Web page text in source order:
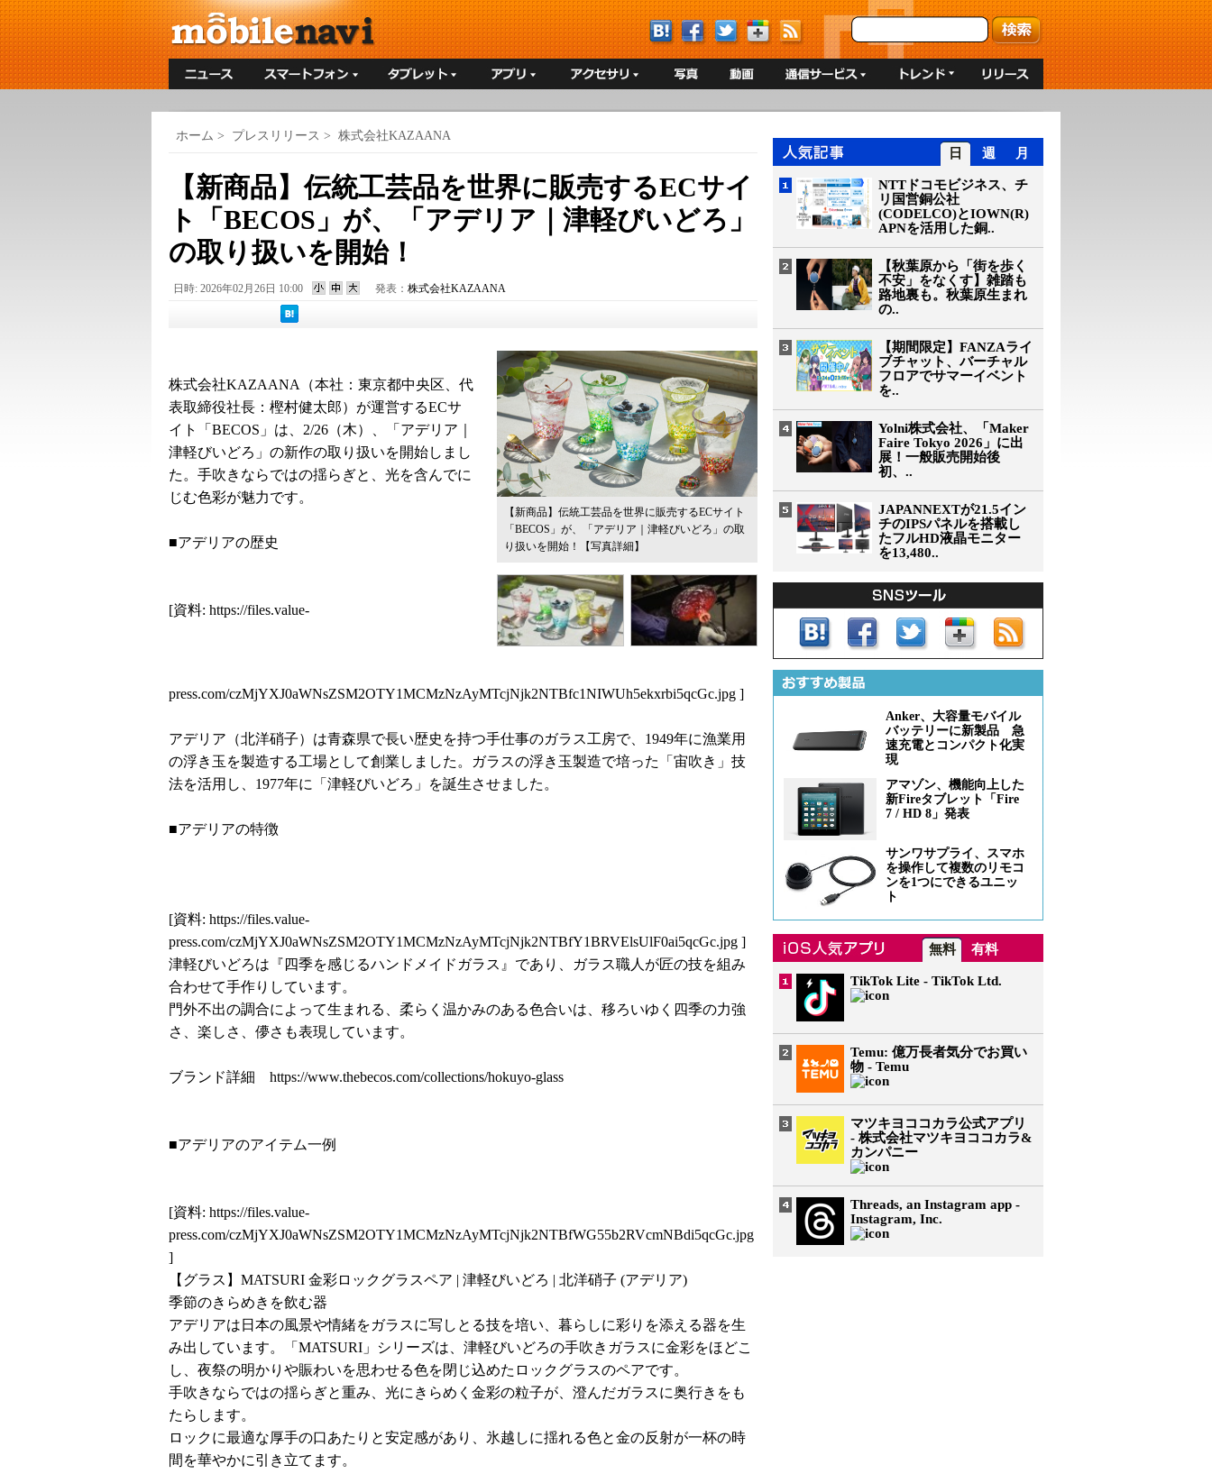
ホーム > プレスリリース > 株式会社KAZAANA
【新商品】伝統工芸品を世界に販売するECサイ
ト「BECOS」が、「アデリア｜津軽びいどろ」
の取り扱いを開始！
日時: 2026年02月26日 10:00 発表： 株式会社KAZAANA
【新商品】伝統工芸品を世界に販売するECサイト
「BECOS」が、「アデリア｜津軽びいどろ」の取
り扱いを開始！
【写真詳細】
株式会社KAZAANA（本社：東京都中央区、代
表取締役社長：樫村健太郎）が運営するECサ
イト「BECOS」は、2/26（木）、「アデリア｜
津軽びいどろ」の新作の取り扱いを開始しまし
た。手吹きならではの揺らぎと、光を含んでに
じむ色彩が魅力です。
■アデリアの歴史
[資料: https://files.value-
press.com/czMjYXJ0aWNsZSM2OTY1MCMzNzAyMTcjNjk2NTBfc1NIWUh5ekxrbi5qcGc.jpg ]
アデリア（北洋硝子）は青森県で長い歴史を持つ手仕事のガラス工房で、1949年に漁業用
の浮き玉を製造する工場として創業しました。ガラスの浮き玉製造で培った「宙吹き」技
法を活用し、1977年に「津軽びいどろ」を誕生させました。
■アデリアの特徴
[資料: https://files.value-
press.com/czMjYXJ0aWNsZSM2OTY1MCMzNzAyMTcjNjk2NTBfY1BRVElsUlF0ai5qcGc.jpg ]
津軽びいどろは『四季を感じるハンドメイドガラス』であり、ガラス職人が匠の技を組み
合わせて手作りしています。
門外不出の調合によって生まれる、柔らく温かみのある色合いは、移ろいゆく四季の力強
さ、楽しさ、儚さも表現しています。
ブランド詳細 https://www.thebecos.com/collections/hokuyo-glass
■アデリアのアイテム一例
[資料: https://files.value-
press.com/czMjYXJ0aWNsZSM2OTY1MCMzNzAyMTcjNjk2NTBfWG55b2RVcmNBdi5qcGc.jpg
]
【グラス】MATSURI 金彩ロックグラスペア | 津軽びいどろ | 北洋硝子 (アデリア)
季節のきらめきを飲む器
アデリアは日本の風景や情緒をガラスに写しとる技を培い、暮らしに彩りを添える器を生
み出しています。「MATSURI」シリーズは、津軽びいどろの手吹きガラスに金彩をほどこ
し、夜祭の明かりや賑わいを思わせる色を閉じ込めたロックグラスのペアです。
手吹きならではの揺らぎと重み、光にきらめく金彩の粒子が、澄んだガラスに奥行きをも
たらします。
ロックに最適な厚手の口あたりと安定感があり、氷越しに揺れる色と金の反射が一杯の時
間を華やかに引き立てます。
日 週 月
NTTドコモビジネス、チ
リ国営銅公社
(CODELCO)とIOWN(R)
APNを活用した銅..
【秋葉原から「街を歩く
不安」をなくす】雑踏も
路地裏も。秋葉原生まれ
の..
【期間限定】FANZAライ
ブチャット、バーチャル
フロアでサマーイベント
を..
Yolni株式会社、「Maker
Faire Tokyo 2026」に出
展！一般販売開始後
初、..
JAPANNEXTが21.5イン
チのIPSパネルを搭載し
たフルHD液晶モニター
を13,480..
Anker、大容量モバイル
バッテリーに新製品 急
速充電とコンパクト化実
現
アマゾン、機能向上した
新Fireタブレット「Fire
7 / HD 8」発表
サンワサプライ、スマホ
を操作して複数のリモコ
ンを1つにできるユニッ
ト
無料 有料
TikTok Lite - TikTok Ltd.
Temu: 億万長者気分でお買い
物 - Temu
マツキヨココカラ公式アプリ
- 株式会社マツキヨココカラ&
カンパニー
Threads, an Instagram app -
Instagram, Inc.